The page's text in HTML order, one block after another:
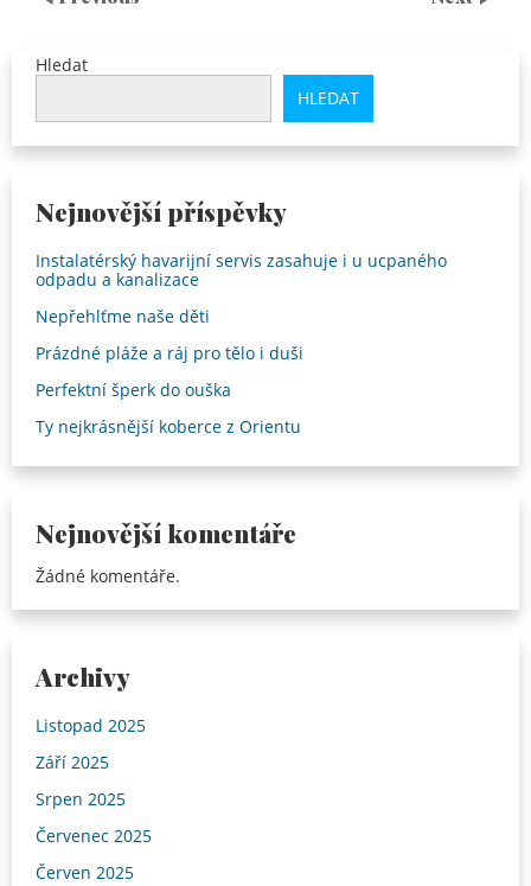
Hledat
HLEDAT
Nejnovější příspěvky
Instalatérský havarijní servis zasahuje i u ucpaného
odpadu a kanalizace
Nepřehlťme naše děti
Prázdné pláže a ráj pro tělo i duši
Perfektní šperk do ouška
Ty nejkrásnější koberce z Orientu
Nejnovější komentáře
Žádné komentáře.
Archivy
Listopad 2025
Září 2025
Srpen 2025
Červenec 2025
Červen 2025